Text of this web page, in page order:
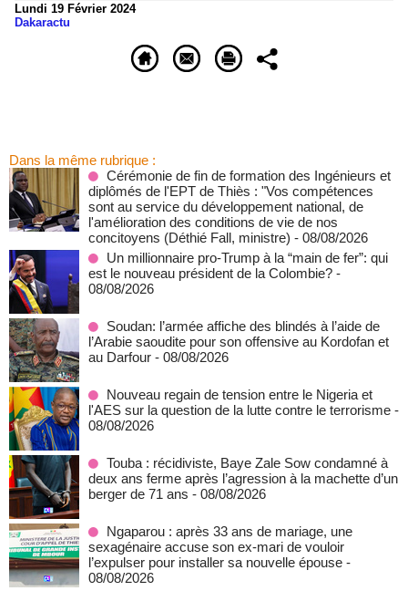
Lundi 19 Février 2024
Dakaractu
Dans la même rubrique :
Cérémonie de fin de formation des Ingénieurs et
diplômés de l'EPT de Thiès : "Vos compétences
sont au service du développement national, de
l'amélioration des conditions de vie de nos
concitoyens (Déthié Fall, ministre) - 08/08/2026
Un millionnaire pro-Trump à la “main de fer”: qui
est le nouveau président de la Colombie? -
08/08/2026
Soudan: l’armée affiche des blindés à l’aide de
l’Arabie saoudite pour son offensive au Kordofan et
au Darfour - 08/08/2026
Nouveau regain de tension entre le Nigeria et
l'AES sur la question de la lutte contre le terrorisme -
08/08/2026
Touba : récidiviste, Baye Zale Sow condamné à
deux ans ferme après l’agression à la machette d’un
berger de 71 ans - 08/08/2026
Ngaparou : après 33 ans de mariage, une
sexagénaire accuse son ex-mari de vouloir
l’expulser pour installer sa nouvelle épouse -
08/08/2026